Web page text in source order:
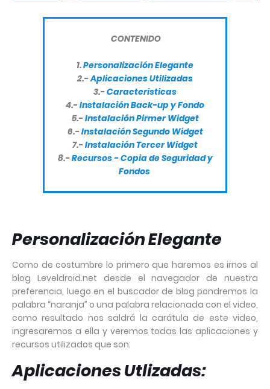
CONTENIDO
1.Personalización Elegante
2.-Aplicaciones Utilizadas
3.-Caracteristicas
4.-Instalación Back-up y Fondo
5.-Instalación Pirmer Widget
6.-Instalación Segundo Widget
7.-Instalación Tercer Widget
8.-Recursos - Copia de Seguridad y
Fondos
Personalización Elegante
Como de costumbre lo primero que haremos es irnos al
blog Leveldroid.net desde el navegador de nuestra
preferencia, luego en el buscador de blog pondremos la
palabra “naranja” o una palabra relacionada con el video,
como resultado nos saldrá la carátula de este video,
ingresaremos a ella y veremos todas las aplicaciones y
recursos utilizados que son:
Aplicaciones Utlizadas: